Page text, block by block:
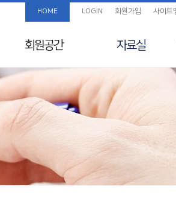
회원공간
사진/화보
회원 검색
해외학회지원
자료실
임상진료지침 정보센
교육자료
전임의 교육목표
보험정보 및 Q&A
지도전문의
HOME LOGIN 회원가입 사이트